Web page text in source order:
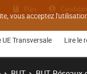
vous acceptez
Plan
UE Transversale Lire le